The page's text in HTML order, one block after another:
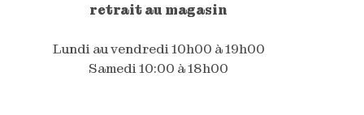
retrait au magasin
Lundi au vendredi 10h00 à 19h00
Samedi 10:00 à 18h00